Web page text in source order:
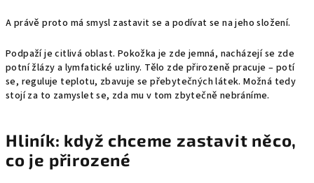
A právě proto má smysl zastavit se a podívat se na jeho složení.
Podpaží je citlivá oblast. Pokožka je zde jemná, nacházejí se zde
potní žlázy a lymfatické uzliny. Tělo zde přirozeně pracuje – potí
se, reguluje teplotu, zbavuje se přebytečných látek. Možná tedy
stojí za to zamyslet se, zda mu v tom zbytečně nebráníme.
Hliník: když chceme zastavit něco,
co je přirozené